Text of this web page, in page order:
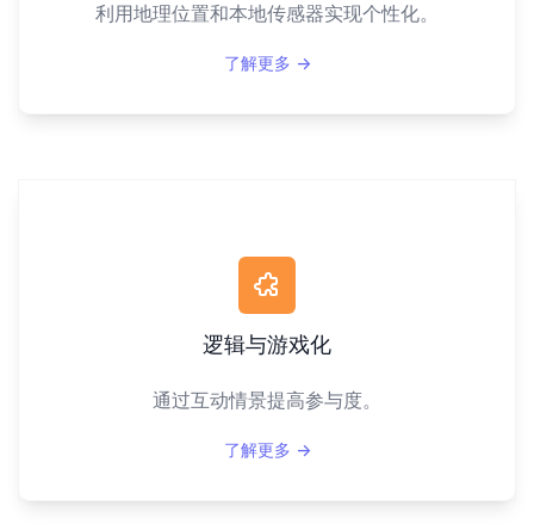
利用地理位置和本地传感器实现个性化。
了解更多 →
逻辑与游戏化
通过互动情景提高参与度。
了解更多 →